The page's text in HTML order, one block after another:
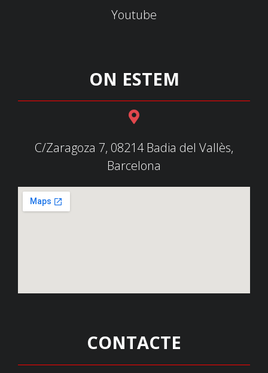
Youtube
ON ESTEM
C/Zaragoza 7, 08214 Badia del Vallès,
Barcelona
CONTACTE